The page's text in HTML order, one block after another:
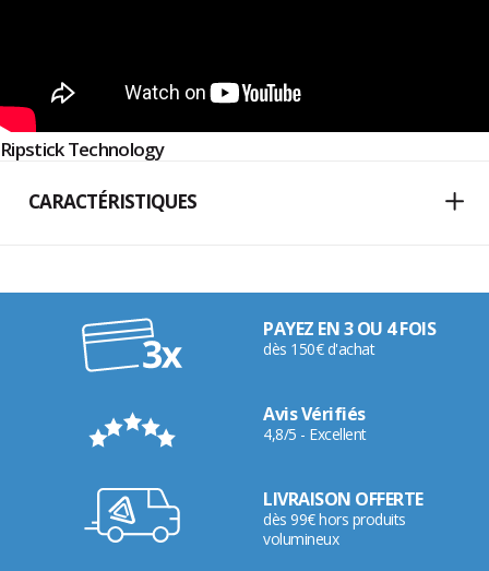
Ripstick Technology
CARACTÉRISTIQUES
PAYEZ EN 3 OU 4 FOIS
dès 150€ d'achat
Avis Vérifiés
4,8/5 - Excellent
LIVRAISON OFFERTE
dès 99€ hors produits
volumineux